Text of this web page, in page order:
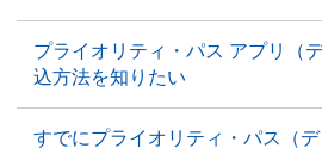
プライオリティ・パス アプリ（
込方法を知りたい
すでにプライオリティ・パス（